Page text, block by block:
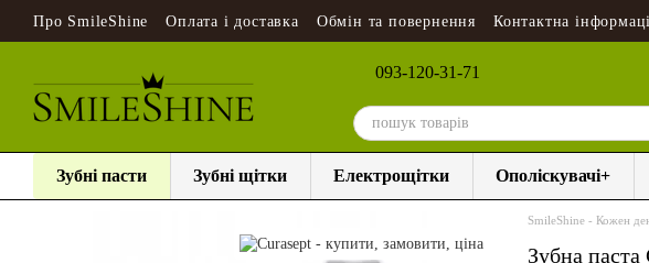
Перейти до основного контенту
Про SmileShine Оплата і доставка Обмін та повернення Контактна
093-120-31-71
Зубні пасти Зубні щітки Електрощітки Ополіскувачі+
SmileShine - Кожен
Зубна